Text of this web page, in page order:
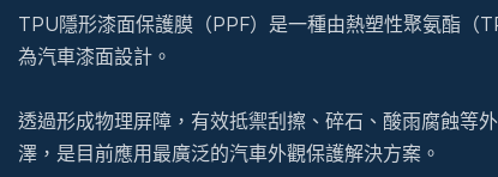
TPU隱形漆面保護膜（PPF）是一種由熱塑性聚氨酯（
為汽車漆面設計。
透過形成物理屏障，有效抵禦刮擦、碎石、酸雨腐蝕等
澤，是目前應用最廣泛的汽車外觀保護解決方案。